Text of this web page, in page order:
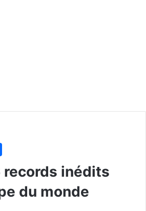
records inédits
du monde